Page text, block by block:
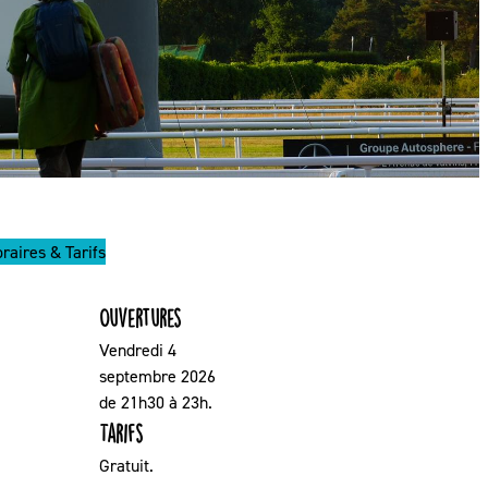
Bureau communautaire
Comptes-rendus du bureau
Décisions du bureau communautaire
Décisions du Président
Conseil de développement
Expression des groupes
(ZAE)
Médiation numérique
& Tarifs
Ouvertures
Vendredi 4
septembre 2026
de 21h30 à 23h.
Tarifs
Gratuit.